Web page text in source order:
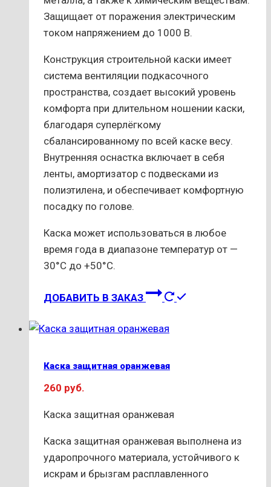
Защищает от поражения электрическим
током напряжением до 1000 В.
Конструкция строительной каски имеет
система вентиляции подкасочного
пространства, создает высокий уровень
комфорта при длительном ношении каски,
благодаря суперлёгкому
сбалансированному по всей каске весу.
Внутренняя оснастка включает в себя
ленты, амортизатор с подвесками из
полиэтилена, и обеспечивает комфортную
посадку по голове.
Каска может использоваться в любое
время года в диапазоне температур от —
30°С до +50°С.
ДОБАВИТЬ В ЗАКАЗ
Каска защитная оранжевая
260 руб.
Каска защитная оранжевая
Каска защитная оранжевая выполнена из
ударопрочного материала, устойчивого к
искрам и брызгам расплавленного